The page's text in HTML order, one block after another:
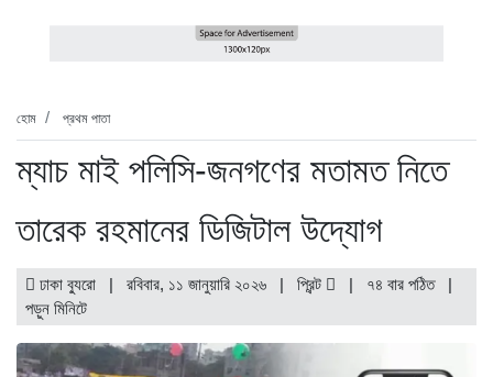
হবিগঞ্জ ছাত্রদল সভাপতিসহ ১১ জনের বিরুদ্ধে এনসিপির
রাজনৈতিক লড়াইয়ে জিততে হলে সাংস্কৃতিক লড়াইয়ে জিততে
হোম প্রথম পাতা
ম্যাচ মাই পলিসি-জনগণের মতামত নিতে
তারেক রহমানের ডিজিটাল উদ্যোগ
ঢাকা ব্যুরো | রবিবার, ১১ জানুয়ারি ২০২৬ | প্রিন্ট | ৭৪ বার পঠিত
|
পড়ুন মিনিটে